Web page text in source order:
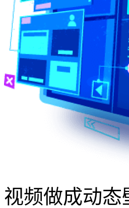
视频做成动态